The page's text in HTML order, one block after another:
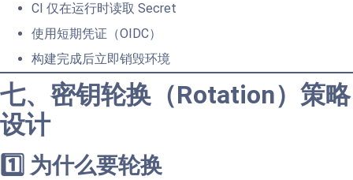
CI 仅在运行时读取 Secret
使用短期凭证（OIDC）
构建完成后立即销毁环境
七、密钥轮换（Rotation）策略
设计
1️⃣ 为什么要轮换